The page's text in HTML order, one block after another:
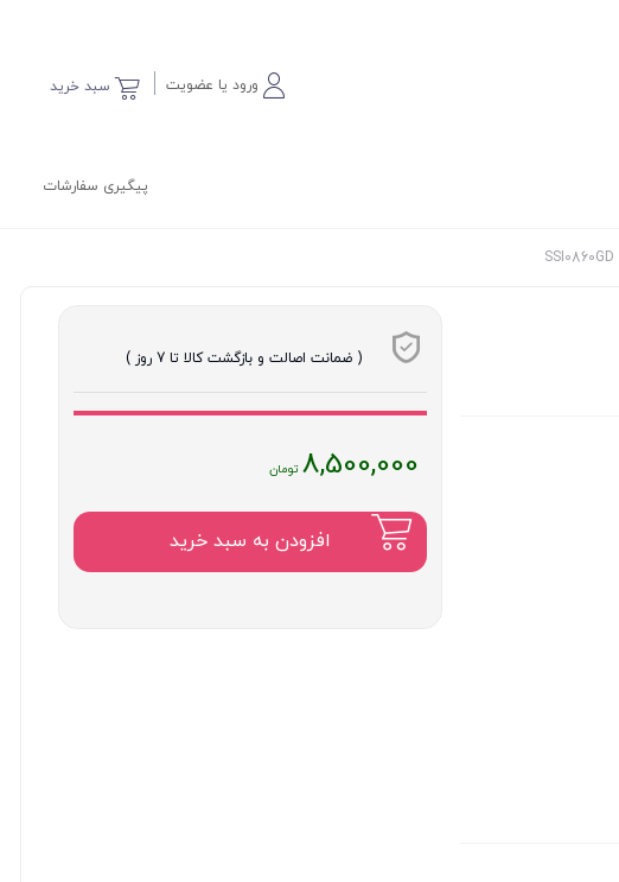
سبد خرید ورود یا عضویت
پیگیری سفارشات
( ضمانت اصالت و بازگشت کالا تا 7 روز )
8,500,000 فعلی
:
۸,۵۰۰,۰۰۰
افزودن به سبد خرید